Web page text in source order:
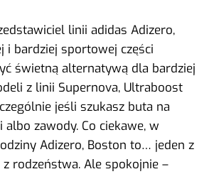
linii adidas Adizero,
i bardziej sportowej części
świetną alternatywą dla bardziej
z linii Supernova, Ultraboost
jeśli szukasz buta na
zawody. Co ciekawe, w
Adizero, Boston to… jeden z
rodzeństwa. Ale spokojnie –